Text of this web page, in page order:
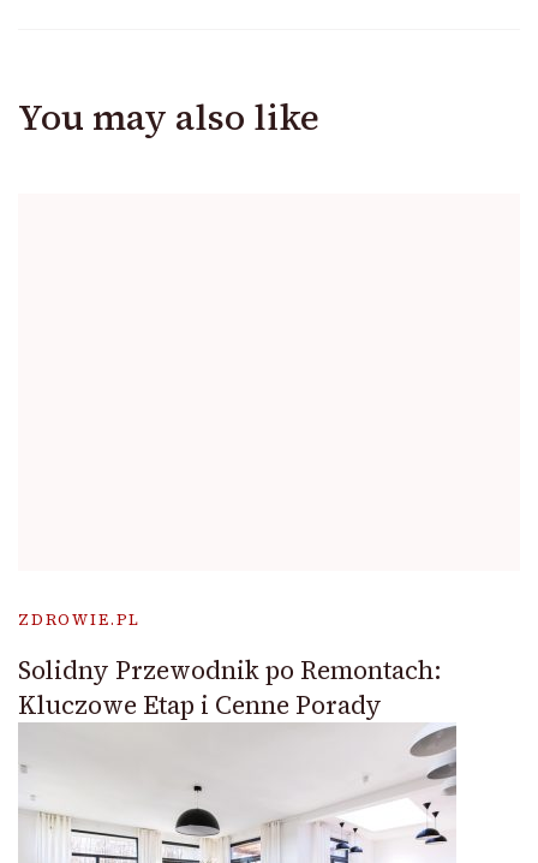
You may also like
ZDROWIE.PL
Solidny Przewodnik po Remontach:
Kluczowe Etap i Cenne Porady